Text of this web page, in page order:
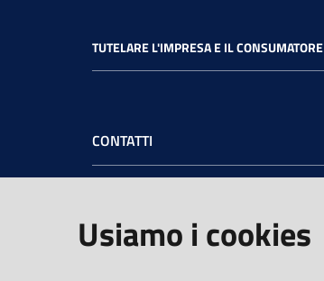
TUTELARE L'IMPRESA E IL CONSUMATORE
CONTATTI
06121 Perugia - tel.+39 075 57481
Usiamo i cookies